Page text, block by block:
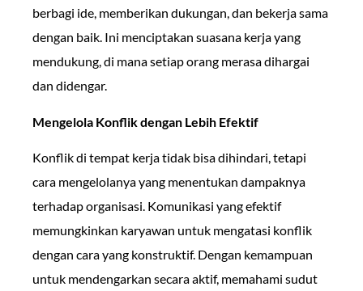
berbagi ide, memberikan dukungan, dan bekerja sama
dengan baik. Ini menciptakan suasana kerja yang
mendukung, di mana setiap orang merasa dihargai
dan didengar.
Mengelola Konflik dengan Lebih Efektif
Konflik di tempat kerja tidak bisa dihindari, tetapi
cara mengelolanya yang menentukan dampaknya
terhadap organisasi. Komunikasi yang efektif
memungkinkan karyawan untuk mengatasi konflik
dengan cara yang konstruktif. Dengan kemampuan
untuk mendengarkan secara aktif, memahami sudut